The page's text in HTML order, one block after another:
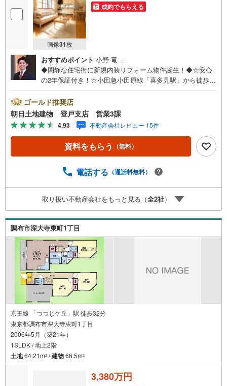
画像31枚
成約でもらえる
おすすめポイント 小野 竜二
◆閑静な住宅街に新規内装リフォーム物件誕生！◆☆安心
の2年保証付き！☆小田急小田原線「喜多見駅」から徒歩15
時】上記時間はお電話が繋がりやすくなっております。人
気物件には特にお問い合わせが集中するため、お早めにお
電話下さいませ。「室内・現地見学をする」ボタンよりご
予約をいただくとご見学がスムーズです。【創業42年】朝
日土地建物株式会社は、神奈川県・東京都・埼玉県の不動
産を中心に取り扱っている不動産会社です。おかげさまで
ートいたします。不動産に関わるご質問ご相談など、お気
当営業が物件情報をご紹介しております。その後の物件の
ご説明、資金計画、税金相談などについては、担当課長も
同席してご説明させていただきます。資料請求・ご見学に
関しましてはお気軽にご連絡下さいませ。
ゴールド推奨店
朝日土地建物 登戸支店 営業3課
4.93 不動産会社レビュー 15件
資料をもらう （無料）
電話する （通話料無料）
取り扱い不動産会社をもっと見る（全2社）
調布市深大寺東町1丁目
京王線 「つつじケ丘」駅 徒歩32分
東京都調布市深大寺東町1丁目
2006年5月（築21年）
1SLDK / 地上2階
土地64.21m2 /建物66.5m2
3,380万円